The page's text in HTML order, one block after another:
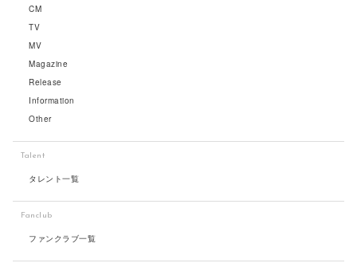
CM
TV
MV
Magazine
Release
Information
Other
Talent
タレント一覧
Fanclub
ファンクラブ一覧